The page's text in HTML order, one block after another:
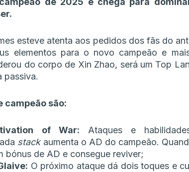
esteve atenta aos pedidos dos fãs do
elementos para o novo campeão e
do corpo de Xin Zhao, será um Top
passiva.
campeão são:
of War: Ataques e
stackaumenta o AD do campeão.
bónus de AD e consegue reviver;
O próximo ataque dá dois toques e